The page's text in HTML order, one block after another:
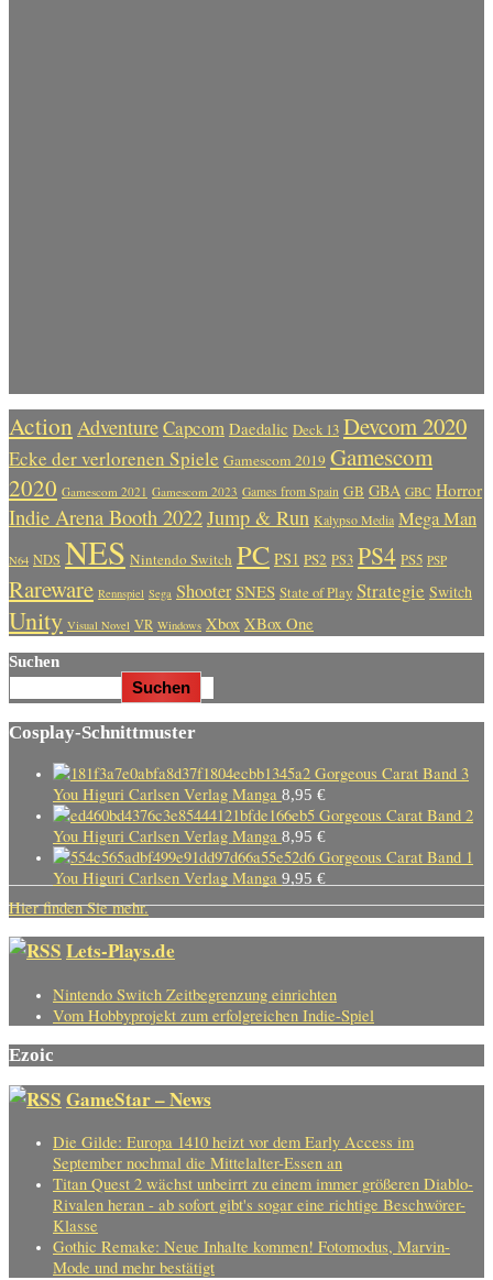
Action AdventureCapcom Daedalic Deck 13 Devcom 2020
Ecke der verlorenen Spiele Gamescom 2019 Gamescom
2020 Gamescom 2021 Gamescom 2023 Games from Spain GB GBA GBC Horror
Indie Arena Booth 2022Jump & Run Kalypso Media Mega Man
N64 NDS NES Nintendo Switch PC PS1 PS2 PS3 PS4 PS5 PSP
Rareware Rennspiel Sega Shooter SNES State of Play Strategie Switch
Unity Visual Novel VR Windows Xbox XBox One
Suchen
Suchen
Cosplay-Schnittmuster
Gorgeous Carat Band 3
You Higuri Carlsen Verlag Manga 8,95 €
Gorgeous Carat Band 2
You Higuri Carlsen Verlag Manga 8,95 €
Gorgeous Carat Band 1
You Higuri Carlsen Verlag Manga 9,95 €
Hier finden Sie mehr.
Lets-Plays.de
Nintendo Switch Zeitbegrenzung einrichten
Vom Hobbyprojekt zum erfolgreichen Indie-Spiel
Ezoic
GameStar – News
Die Gilde: Europa 1410 heizt vor dem Early Access im
September nochmal die Mittelalter-Essen an
Titan Quest 2 wächst unbeirrt zu einem immer größeren Diablo-
Rivalen heran - ab sofort gibt's sogar eine richtige Beschwörer-
Klasse
Gothic Remake: Neue Inhalte kommen! Fotomodus, Marvin-
Mode und mehr bestätigt